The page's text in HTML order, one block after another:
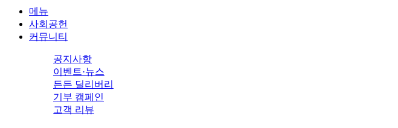
메뉴
사회공헌
커뮤니티
공지사항
이벤트·뉴스
든든 딜리버리
기부 캠페인
고객 리뷰